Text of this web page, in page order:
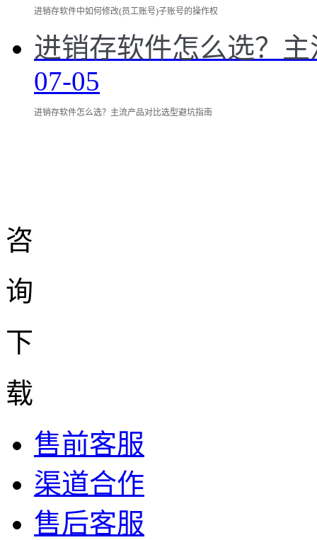
进销存软件中如何修改(员工账号)子账号的操作权
进销存软件怎么选？
07-05
进销存软件怎么选？主流产品对比选型避坑指南
咨
询
下
载
售前客服
渠道合作
售后客服